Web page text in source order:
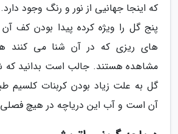
که اینجا جهانیی از نور و رنگ وجود
پنج گل را ویژه کرده پیدا بودن
های ریزی که در آن شنا می کنند
مشاهده هستند. جالب است بدانید که
گل به علت زیاد بودن کربنات کلسیم
آن است و آب این دریاچه در هیچ